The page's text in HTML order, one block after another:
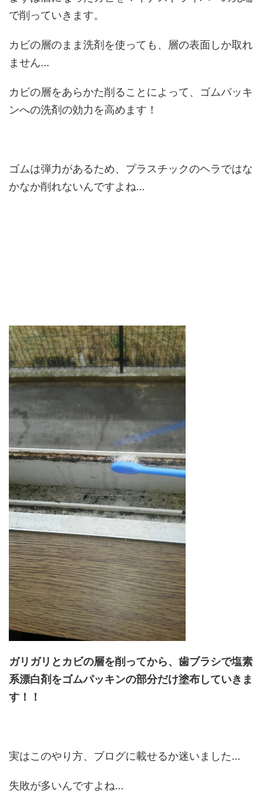
で削っていきます。
カビの層のまま洗剤を使っても、層の表面しか取れ
ません…
カビの層をあらかた削ることによって、ゴムパッキ
ンへの洗剤の効力を高めます！
ゴムは弾力があるため、プラスチックのヘラではな
かなか削れないんですよね…
ガリガリとカビの層を削ってから、歯ブラシで塩素
系漂白剤をゴムパッキンの部分だけ塗布していきま
す！！
実はこのやり方、ブログに載せるか迷いました…
失敗が多いんですよね…